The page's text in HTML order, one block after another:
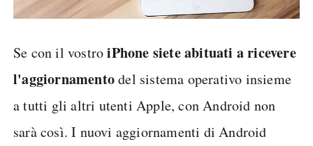
Se con il vostroiPhone siete abituati a ricevere
l'aggiornamentodel sistema operativo insieme
a tutti gli altri utenti Apple, con Android non
sarà così. I nuovi aggiornamenti di Android